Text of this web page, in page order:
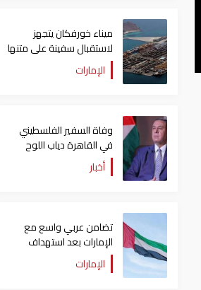
ميناء خورفكان يتجهز
لاستقبال سفينة على متنها
6068 سيارة صينيةالإمارات
وفاة السفير الفلسطيني
في القاهرة دياب اللوح
أخبار
تضامن عربي واسع مع
الإمارات بعد استهداف
ناقلة في مضيق هرمز
الإمارات